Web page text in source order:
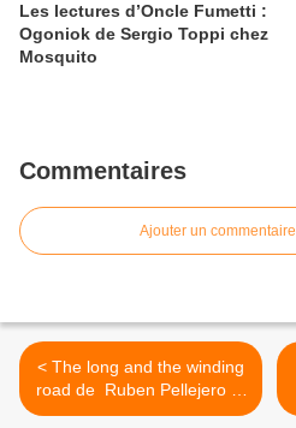
Les lectures d’Oncle Fumetti :
Ogoniok de Sergio Toppi chez
Mosquito
Commentaires
Ajouter un commentaire
< The long and the winding
road de Ruben Pellejero et
Christopher chez Kennes